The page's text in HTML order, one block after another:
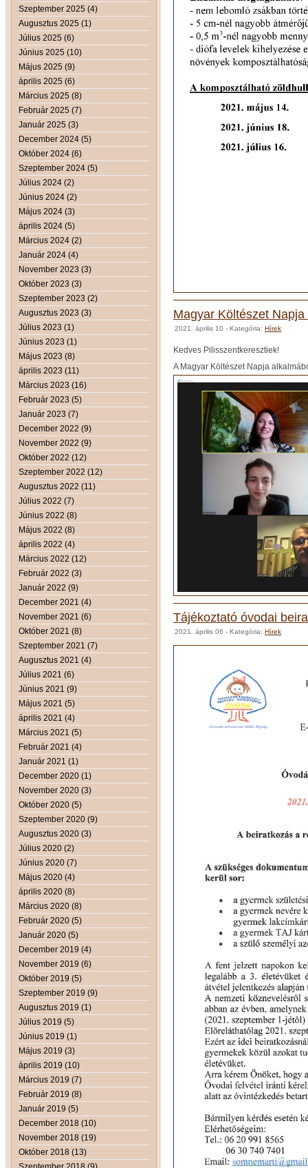
Szeptember 2025 (4)
Augusztus 2025 (1)
Július 2025 (6)
Június 2025 (10)
Május 2025 (9)
április 2025 (6)
Március 2025 (8)
Február 2025 (7)
Január 2025 (3)
December 2024 (5)
Október 2024 (6)
Szeptember 2024 (5)
Július 2024 (2)
Június 2024 (2)
Május 2024 (3)
április 2024 (5)
Március 2024 (2)
Január 2024 (4)
November 2023 (3)
Október 2023 (3)
Szeptember 2023 (2)
Augusztus 2023 (3)
Július 2023 (1)
Június 2023 (1)
Május 2023 (8)
április 2023 (11)
Március 2023 (16)
Február 2023 (5)
Január 2023 (7)
December 2022 (9)
November 2022 (9)
Október 2022 (12)
Szeptember 2022 (12)
Augusztus 2022 (11)
Július 2022 (7)
Június 2022 (8)
Május 2022 (8)
április 2022 (4)
Március 2022 (12)
Február 2022 (3)
Január 2022 (9)
December 2021 (4)
November 2021 (6)
Október 2021 (8)
Szeptember 2021 (7)
Augusztus 2021 (4)
Július 2021 (6)
Június 2021 (9)
Május 2021 (5)
április 2021 (4)
Március 2021 (5)
Február 2021 (4)
Január 2021 (1)
December 2020 (1)
November 2020 (3)
Október 2020 (5)
Szeptember 2020 (9)
Augusztus 2020 (3)
Július 2020 (2)
Június 2020 (7)
Május 2020 (4)
április 2020 (8)
Március 2020 (8)
Február 2020 (5)
Január 2020 (5)
December 2019 (4)
November 2019 (6)
Október 2019 (5)
Szeptember 2019 (9)
Augusztus 2019 (1)
Július 2019 (5)
Június 2019 (1)
Május 2019 (3)
április 2019 (10)
Március 2019 (7)
Február 2019 (8)
Január 2019 (5)
December 2018 (10)
November 2018 (19)
Október 2018 (13)
Magyar Költészet Napja
2021. április 10 - Kategória: Hírek
Kedves Pilisszentkeresztiek!
A Magyar Költészet Napja
Tájékoztató óvodai
2021. április 06 - Kategória: Hírek